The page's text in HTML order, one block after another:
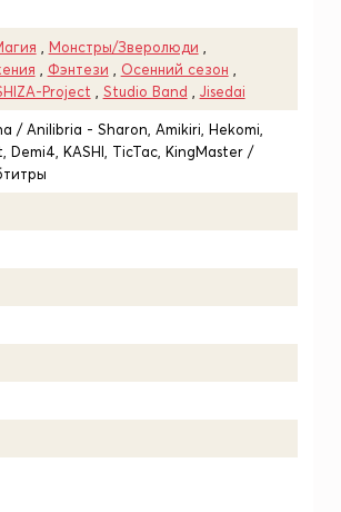
Монстры/Зверолюди
Фэнтези Осенний сезон
Project Studio Band Jisedai
/ Anilibria - Sharon, Amikiri, Hekomi,
KASHI, TicTac, KingMaster /